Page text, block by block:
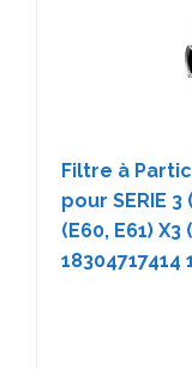
Filtre à
pour SERIE 3
(E60, E61) X3
18304717414